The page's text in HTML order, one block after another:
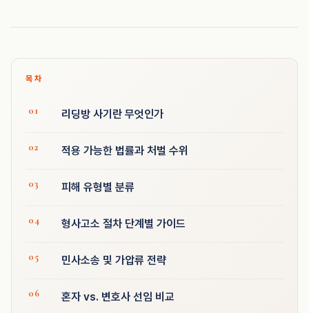
목차
리딩방 사기란 무엇인가
적용 가능한 법률과 처벌 수위
피해 유형별 분류
형사고소 절차 단계별 가이드
민사소송 및 가압류 전략
혼자 vs. 변호사 선임 비교